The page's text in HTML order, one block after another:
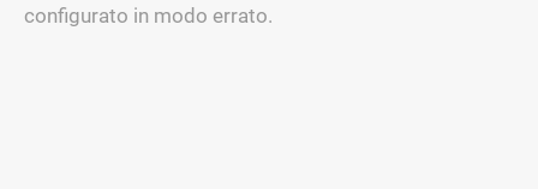
configurato in modo errato.